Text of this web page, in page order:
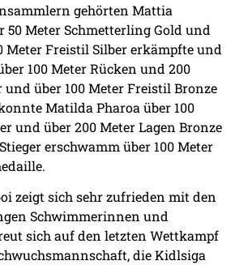
gehörten Mattia
50 Meter Schmetterling Gold und
Meter Freistil Silber erkämpfte und
100 Meter Rücken und 200
und über 100 Meter Freistil Bronze
Matilda Pharoa über 100
und über 200 Meter Lagen Bronze
erschwamm über 100 Meter
zeigt sich sehr zufrieden mit den
Schwimmerinnen und
sich auf den letzten Wettkampf
die Kidlsiga